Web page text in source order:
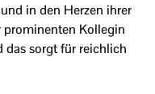
in den Herzen ihrer
prominenten Kollegin
das sorgt für reichlich